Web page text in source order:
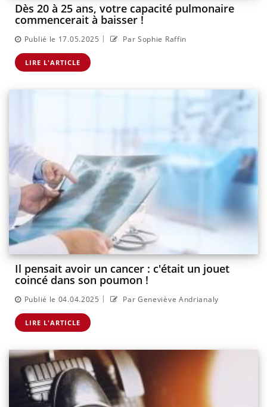
Dès 20 à 25 ans, votre capacité pulmonaire
commencerait à baisser !
Publié le 17.05.2025 | Par Sophie Raffin
LIRE L'ARTICLE
Il pensait avoir un cancer : c'était un jouet
coincé dans son poumon !
Publié le 04.04.2025 | Par Geneviève Andrianaly
LIRE L'ARTICLE